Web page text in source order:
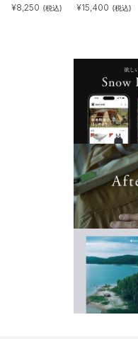
¥8,250 (税込) ¥15,400 (税込)